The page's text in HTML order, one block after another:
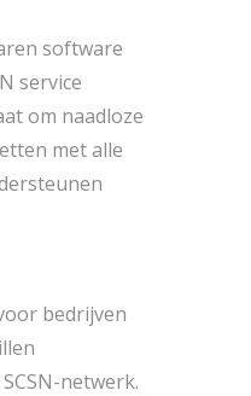
software
service
om naadloze
met alle
bedrijven
netwerk.